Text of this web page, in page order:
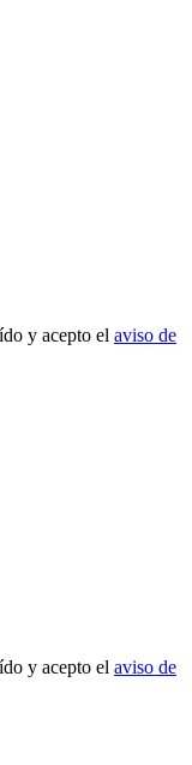
y acepto el aviso de
y acepto el aviso de